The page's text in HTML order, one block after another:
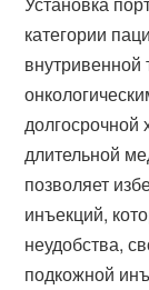
категории
длительной
позволяет
инъекций,
неудобства,
подкожной